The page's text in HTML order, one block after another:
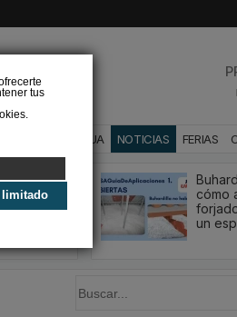
tus
limitado
BAÑO Y AGUA NOTICIAS FERIAS
le va a
cómo
un
u